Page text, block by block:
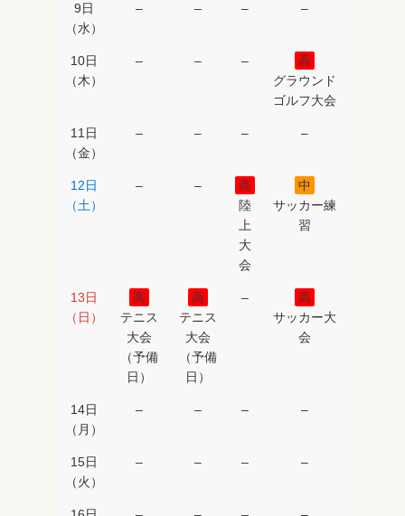
9日
（水）
– – – –
10日
（木）
– – –
高
グラウンド
ゴルフ大会
11日
（金）
– – – –
12日
（土）
– –
高
陸
上
大
会
中
サッカー練
習
13日
（日）
高
テニス
大会
（予備
日）
高
テニス
大会
（予備
日）
–
高
サッカー大
会
14日
（月）
– – – –
15日
（火）
– – – –